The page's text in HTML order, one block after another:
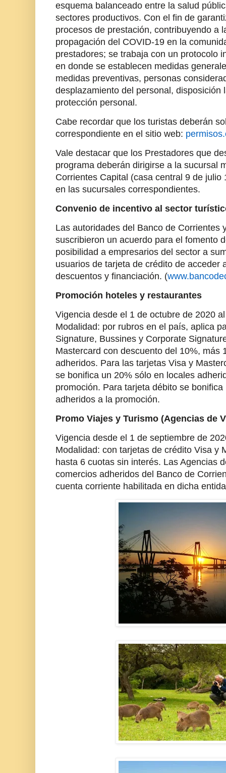
esquema balanceado entre la salud
sectores productivos. Con el fin de
procesos de prestación, contribuyendo a
propagación del COVID-19 en la
prestadores; se trabaja con un protocolo
en donde se establecen medidas
medidas preventivas, personas
desplazamiento del personal, disposición
protección personal.
Cabe recordar que los turistas deberán
correspondiente en el sitio web:
Vale destacar que los Prestadores que
programa deberán dirigirse a la sucursal
Corrientes Capital (casa central 9 de julio
en las sucursales correspondientes.
Convenio de incentivo al sector
Las autoridades del Banco de Corrientes
suscribieron un acuerdo para el fomento
posibilidad a empresarios del sector a
usuarios de tarjeta de crédito de acceder
descuentos y financiación. (
Promoción hoteles y restaurantes
Vigencia desde el 1 de octubre de 2020
Modalidad: por rubros en el país, aplica
Signature, Bussines y Corporate
Mastercard con descuento del 10%, más
adheridos. Para las tarjetas Visa y
se bonifica un 20% sólo en locales
promoción. Para tarjeta débito se
adheridos a la promoción.
Promo Viajes y Turismo (Agencias de
Vigencia desde el 1 de septiembre de
Modalidad: con tarjetas de crédito Visa y
hasta 6 cuotas sin interés. Las Agencias
comercios adheridos del Banco de
cuenta corriente habilitada en dicha